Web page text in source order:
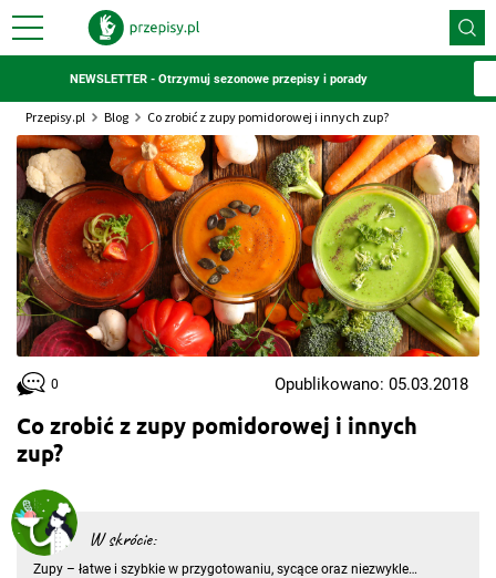
NEWSLETTER - Otrzymuj sezonowe przepisy i porady
Przepisy.pl Blog Co zrobić z zupy pomidorowej i innych zup?
Co zrobić z zupy pomidorowej i innych
zup?
W skrócie:
Zupy – łatwe i szybkie w przygotowaniu, sycące oraz niezwykle
0 Opublikowano: 05.03.2018